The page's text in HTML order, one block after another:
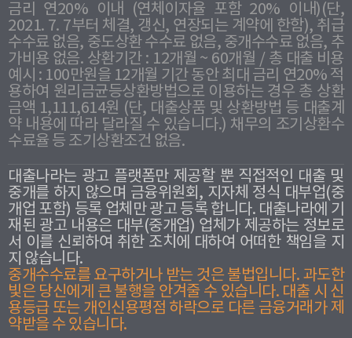
금리 연20% 이내 (연체이자율 포함 20% 이내)(단,
2021. 7. 7부터 체결, 갱신, 연장되는 계약에 한함), 취급
수수료 없음, 중도상환 수수료 없음, 중개수수료 없음, 추
가비용 없음. 상환기간 : 12개월 ~ 60개월 / 총 대출 비용
예시 : 100만원을 12개월 기간 동안 최대 금리 연20% 적
용하여 원리금균등상환방법으로 이용하는 경우 총 상환
금액 1,111,614원 (단, 대출상품 및 상환방법 등 대출계
약 내용에 따라 달라질 수 있습니다.) 채무의 조기상환수
수료율 등 조기상환조건 없음.
대출나라는 광고 플랫폼만 제공할 뿐 직접적인 대출 및
중개를 하지 않으며 금융위원회, 지자체 정식 대부업(중
개업 포함) 등록 업체만 광고 등록 합니다. 대출나라에 기
재된 광고 내용은 대부(중개업) 업체가 제공하는 정보로
서 이를 신뢰하여 취한 조치에 대하여 어떠한 책임을 지
지 않습니다.
중개수수료를 요구하거나 받는 것은 불법입니다. 과도한
빛은 당신에게 큰 불행을 안겨줄 수 있습니다. 대출 시 신
용등급 또는 개인신용평점 하락으로 다른 금융거래가 제
약받을 수 있습니다.